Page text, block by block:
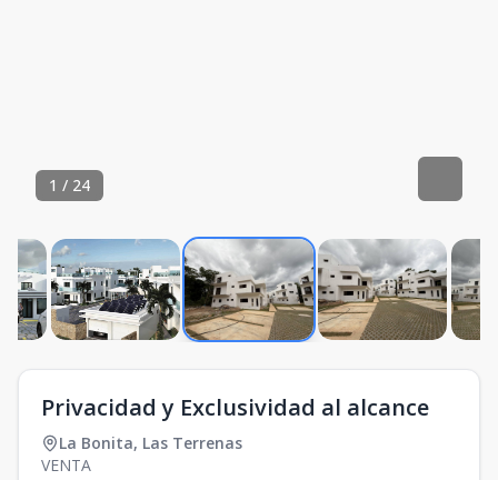
1 / 24
Privacidad y Exclusividad al alcance
La Bonita, Las Terrenas
VENTA